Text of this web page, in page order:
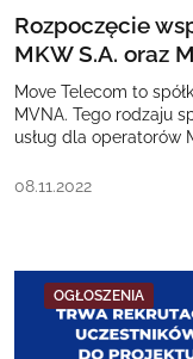
Rozpoczęcie
MKW S.A. oraz
Move Telecom to
MVNA. Tego rodzaju
usług dla operatorów
08.11.2022
OGŁOSZENIA